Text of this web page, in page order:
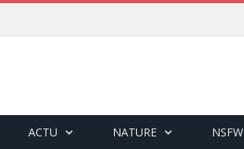
ACTU NATURE NSFW